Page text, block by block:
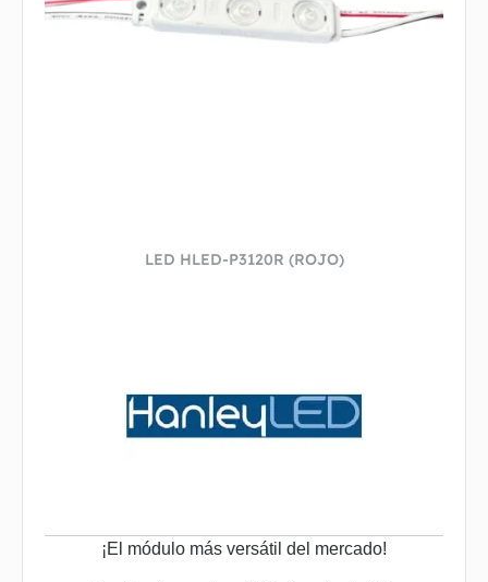
LED HLED-P3120R (ROJO)
¡El módulo más versátil del mercado!